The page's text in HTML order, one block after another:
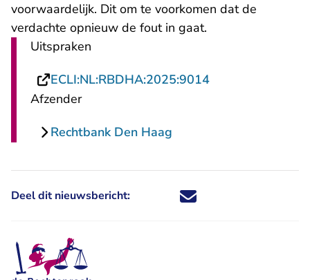
voorwaardelijk. Dit om te voorkomen dat de
verdachte opnieuw de fout in gaat.
Uitspraken
ECLI:NL:RBDHA:2025:9014- U verlaat
Afzender
Rechtbank Den Haag
Deel dit nieuwsbericht: Deel dit nieuwsbericht via X -
Deel dit nieuwsbericht via
Deel dit nieuwsbericht
Deel dit